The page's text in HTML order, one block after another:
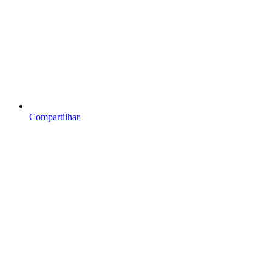
Compartilhar